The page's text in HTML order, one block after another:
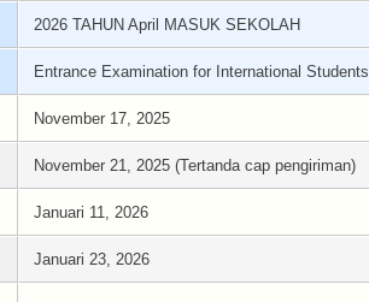
2026 TAHUN April MASUK SEKOLAH
Entrance Examination for International Students
November 17, 2025
November 21, 2025 (Tertanda cap pengiriman)
Januari 11, 2026
Januari 23, 2026